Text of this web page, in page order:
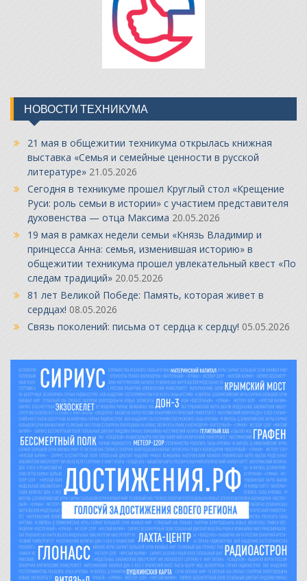
НОВОСТИ ТЕХНИКУМА
21 мая в общежитии техникума открылась книжная
выставка «Семья и семейные ценности в русской
литературе» 21.05.2026
Сегодня в техникуме прошел Круглый стол «Крещение
Руси: роль семьи в истории» с участием представителя
духовенства — отца Максима 20.05.2026
19 мая в рамках недели семьи «Князь Владимир и
принцесса Анна: семья, изменившая историю» в
общежитии техникума прошел увлекательный квест «По
следам традиций» 20.05.2026
81 лет Великой Победе: Память, которая живет в
сердцах! 08.05.2026
Связь поколений: письма от сердца к сердцу! 05.05.2026